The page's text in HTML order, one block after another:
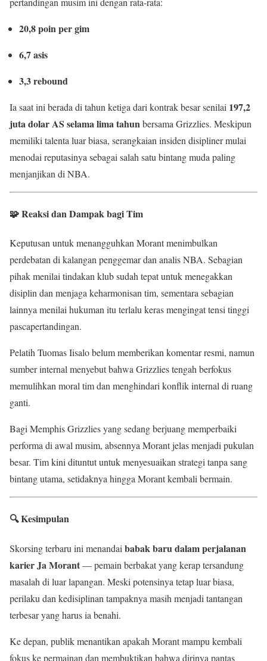
20,8 poin per gim
6,7 asis
3,3 rebound
Ia saat ini berada di tahun ketiga dari kontrak besar senilai 197,2
juta dolar AS selama lima tahunbersama Grizzlies. Meskipun
memiliki talenta luar biasa, serangkaian insiden disipliner mulai
menodai reputasinya sebagai salah satu bintang muda paling
menjanjikan di NBA.
🧩 Reaksi dan Dampak bagi Tim
Keputusan untuk menangguhkan Morant menimbulkan
perdebatan di kalangan penggemar dan analis NBA. Sebagian
pihak menilai tindakan klub sudah tepat untuk menegakkan
disiplin dan menjaga keharmonisan tim, sementara sebagian
lainnya menilai hukuman itu terlalu keras mengingat tensi tinggi
pascapertandingan.
Pelatih Tuomas Iisalo belum memberikan komentar resmi, namun
sumber internal menyebut bahwa Grizzlies tengah berfokus
memulihkan moral tim dan menghindari konflik internal di ruang
ganti.
Bagi Memphis Grizzlies yang sedang berjuang memperbaiki
performa di awal musim, absennya Morant jelas menjadi pukulan
besar. Tim kini dituntut untuk menyesuaikan strategi tanpa sang
bintang utama, setidaknya hingga Morant kembali bermain.
🔍 Kesimpulan
Skorsing terbaru ini menandai babak baru dalam perjalanan
karier Ja Morant— pemain berbakat yang kerap tersandung
masalah di luar lapangan. Meski potensinya tetap luar biasa,
perilaku dan kedisiplinan tampaknya masih menjadi tantangan
terbesar yang harus ia benahi.
Ke depan, publik menantikan apakah Morant mampu kembali
fokus ke permainan dan membuktikan bahwa dirinya pantas